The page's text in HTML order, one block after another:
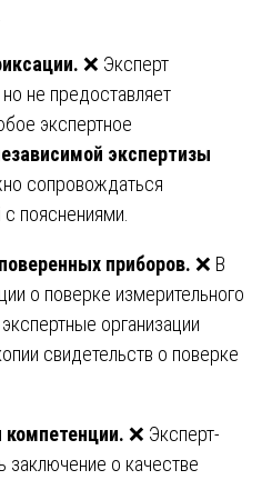
❌ Эксперт
не предоставляет
экспертное
экспертизы
сопровождаться
пояснениями.
приборов. ❌ В
о поверке измерительного
организации
свидетельств о поверке
❌ Эксперт-
заключение о качестве